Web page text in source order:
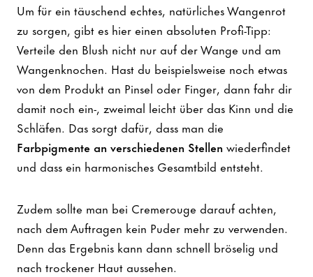
Um für ein täuschend echtes, natürliches Wangenrot
zu sorgen, gibt es hier einen absoluten Profi-Tipp:
Verteile den Blush nicht nur auf der Wange und am
Wangenknochen. Hast du beispielsweise noch etwas
von dem Produkt an Pinsel oder Finger, dann fahr dir
damit noch ein-, zweimal leicht über das Kinn und die
Schläfen. Das sorgt dafür, dass man die
Farbpigmente an verschiedenen Stellen wiederfindet
und dass ein harmonisches Gesamtbild entsteht.
Zudem sollte man bei Cremerouge darauf achten,
nach dem Auftragen kein Puder mehr zu verwenden.
Denn das Ergebnis kann dann schnell bröselig und
nach trockener Haut aussehen.